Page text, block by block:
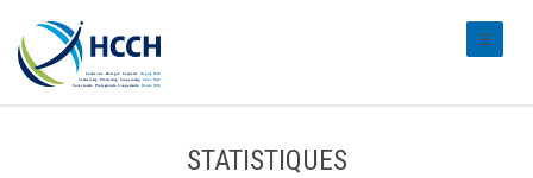
STATISTIQUES